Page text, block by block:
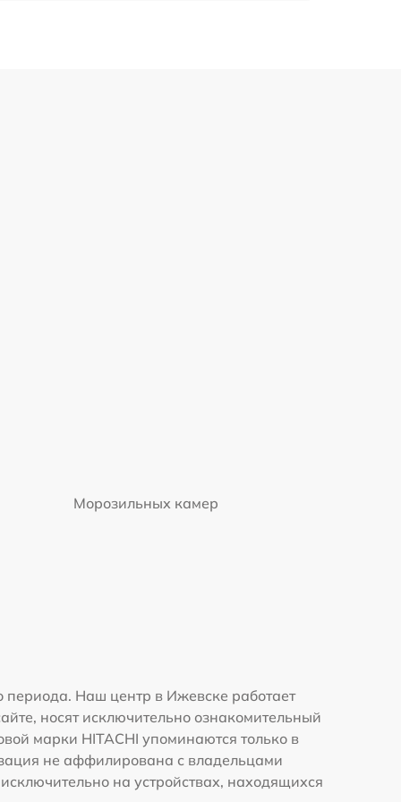
Морозильных камер
периода. Наш центр в Ижевске работает
носят исключительно ознакомительный
марки HITACHI упоминаются только в
не аффилирована с владельцами
на устройствах, находящихся